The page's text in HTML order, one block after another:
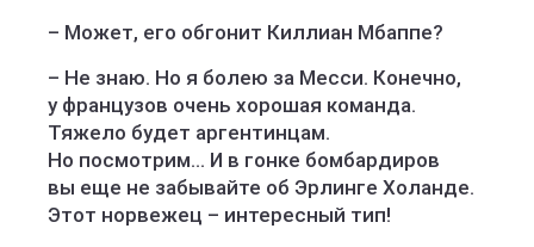
– Может, его обгонит Киллиан Мбаппе?
– Не знаю. Но я болею за Месси. Конечно,
у французов очень хорошая команда.
Тяжело будет аргентинцам.
Но посмотрим… И в гонке бомбардиров
вы еще не забывайте об Эрлинге Холанде.
Этот норвежец – интересный тип!